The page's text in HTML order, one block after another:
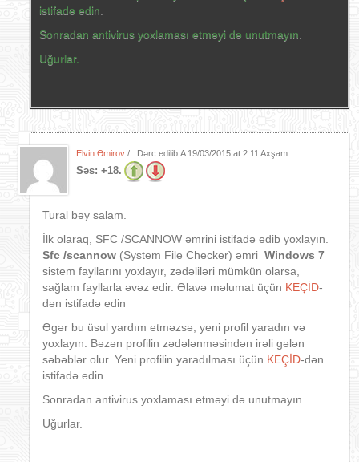
istifadə edin.
Sonradan antivirus yoxlaması etməyi də unutmayın.
Uğurlar.
Elvin Əmirov / . Dərc edilib:A 19/03/2015 at 2:11 Axşam
Səs: +18.
Tural bəy salam.
İlk olaraq, SFC /SCANNOW əmrini istifadə edib yoxlayın.
Sfc /scannow (System File Checker) əmri Windows 7
sistem fayllarını yoxlayır, zədəliləri mümkün olarsa,
sağlam fayllarla əvəz edir. Əlavə məlumat üçün KEÇİD-
dən istifadə edin
Əgər bu üsul yardım etməzsə, yeni profil yaradın və
yoxlayın. Bəzən profilin zədələnməsindən irəli gələn
səbəblər olur. Yeni profilin yaradılması üçün KEÇİD-dən
istifadə edin.
Sonradan antivirus yoxlaması etməyi də unutmayın.
Uğurlar.